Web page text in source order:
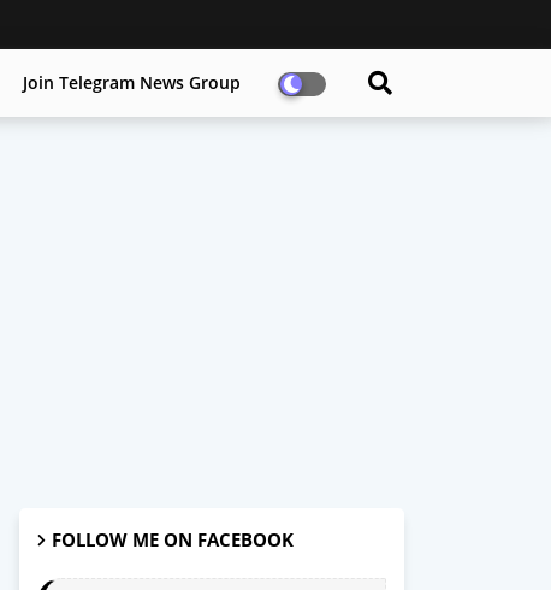
Join Telegram News Group
FOLLOW ME ON FACEBOOK